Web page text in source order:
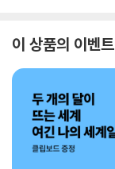
이 상품의 이벤트